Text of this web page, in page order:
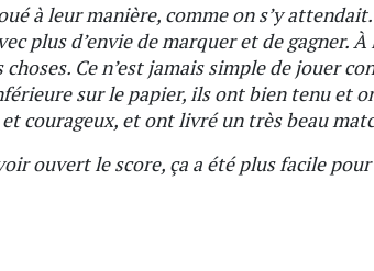
à leur manière, comme on s’y
plus d’envie de marquer et de gagner.
Ce n’est jamais simple de jouer
sur le papier, ils ont bien tenu et
courageux, et ont livré un très beau
ouvert le score, ça a été plus facile